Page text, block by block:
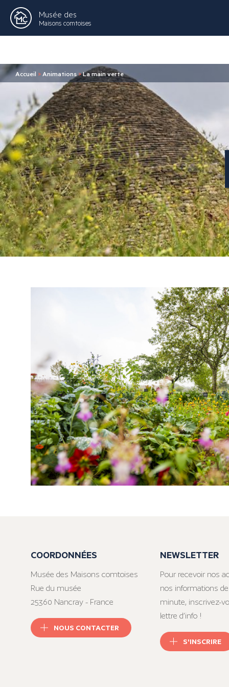
Musée des
Maisons comtoises
Accueil > Animations>La main verte
COORDONNÉES
Musée des Maisons comtoises
Rue du musée
25360 Nancray - France
NOUS CONTACTER
NEWSLETTER
Pour recevoir nos
nos informations
minute, inscrivez-
lettre d’info !
S'INSCRIRE